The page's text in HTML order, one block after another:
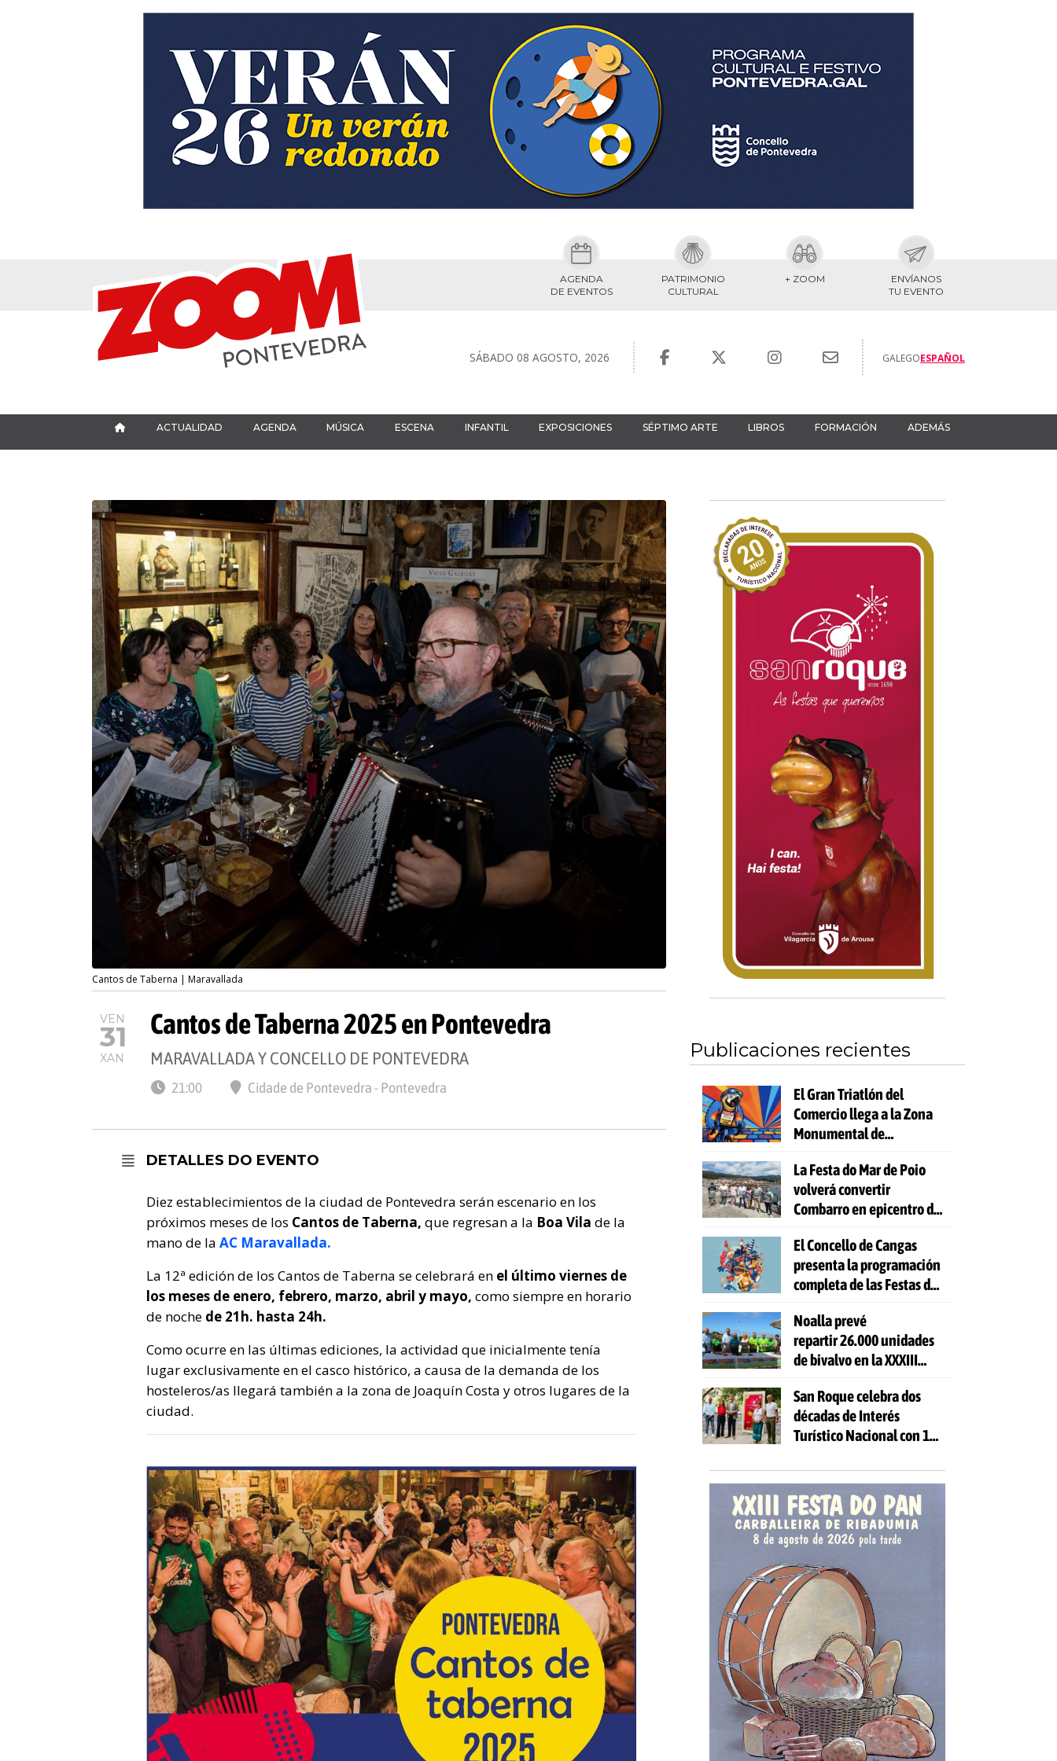
AGENDA
DE EVENTOS
PATRIMONIO
CULTURAL
+ ZOOM
ENVÍANOS
TU EVENTO
SÁBADO 08 AGOSTO, 2026 GALEGOESPAÑOL
ACTUALIDAD AGENDA MÚSICA ESCENA INFANTIL EXPOSICIONES SÉPTIMO ARTE LIBROS FORMACIÓN ADEMÁS
Cantos de Taberna | Maravallada
VEN
31
XAN
Cantos de Taberna 2025 en Pontevedra
MARAVALLADA Y CONCELLO DE PONTEVEDRA
21:00 Cidade de Pontevedra - Pontevedra
DETALLES DO EVENTO
Diez establecimientos de la ciudad de Pontevedra serán escenario en los
próximos meses de los Cantos de Taberna, que regresan a la Boa Vila de la
mano de la AC Maravallada.
La 12ª edición de los Cantos de Taberna se celebrará en el último viernes de
los meses de enero, febrero, marzo, abril y mayo, como siempre en horario
de noche de 21h. hasta 24h.
Como ocurre en las últimas ediciones, la actividad que inicialmente tenía
lugar exclusivamente en el casco histórico, a causa de la demanda de los
hosteleros/as llegará también a la zona de Joaquín Costa y otros lugares de la
ciudad.
Publicaciones recientes
El Gran Triatlón del
Comercio llega a la Zona
Monumental de
La Festa do Mar de Poio
volverá convertir
Combarro en epicentro de
El Concello de Cangas
presenta la programación
completa de las Festas do
Noalla prevé
repartir 26.000 unidades
de bivalvo en la XXXIII
San Roque celebra dos
décadas de Interés
Turístico Nacional con 10
actividades gratuitas